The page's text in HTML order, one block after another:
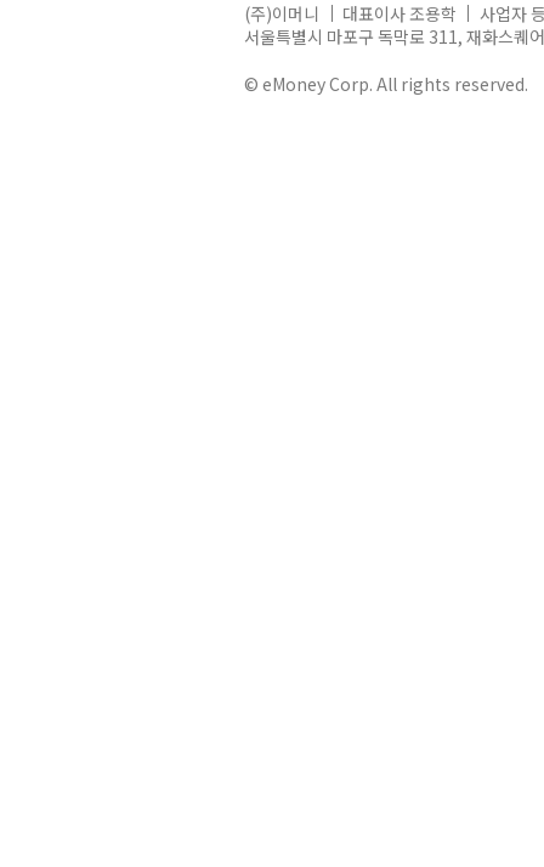
(주)이머니 대표이사 조용학
사업자
서울특별시 마포구 독막로 311, 재화스퀘
© eMoney Corp. All rights reserved.